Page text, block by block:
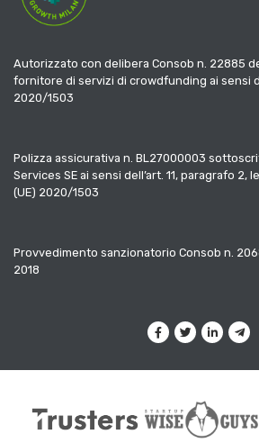
Autorizzato con delibera Consob n. 22885
fornitore di servizi di crowdfunding ai sensi
2020/1503
Polizza assicurativa n. BL27000003
Services SE ai sensi dell’art. 11, paragrafo 2,
(UE) 2020/1503
Provvedimento sanzionatorio Consob n.
2018